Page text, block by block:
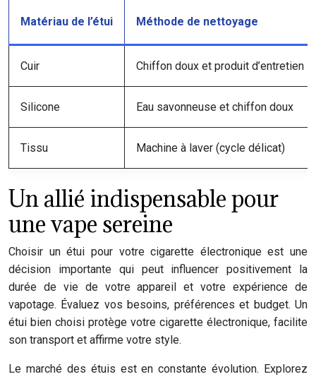
Matériau de l’étui Méthode de nettoyage
Cuir Chiffon doux et produit d’entretien
Silicone Eau savonneuse et chiffon doux
Tissu Machine à laver (cycle délicat)
Un allié indispensable pour
une vape sereine
Choisir un étui pour votre cigarette électronique est une
décision importante qui peut influencer positivement la
durée de vie de votre appareil et votre expérience de
vapotage. Évaluez vos besoins, préférences et budget. Un
étui bien choisi protège votre cigarette électronique, facilite
son transport et affirme votre style.
Le marché des étuis est en constante évolution. Explorez